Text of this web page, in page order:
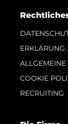
ERKLÄRUNG
COOKIE
RECRUITING